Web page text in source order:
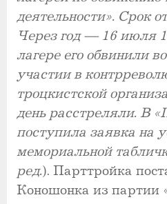
деятельности». Срок
Через год — 16 июля
лагере его обвинили
участии в
троцкистской
день расстреляли. В
поступила заявка на
мемориальной
ред.). Парттройка
Коношонка из партии